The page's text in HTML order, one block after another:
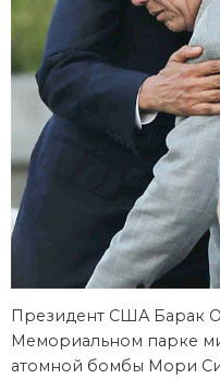
Президент США Барак
Мемориальном парке
атомной бомбы Мори